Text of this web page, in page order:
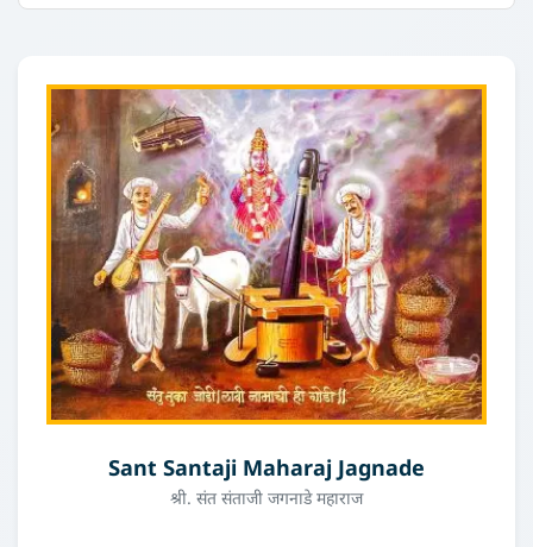
Sant Santaji Maharaj Jagnade
श्री. संत संताजी जगनाडे महाराज